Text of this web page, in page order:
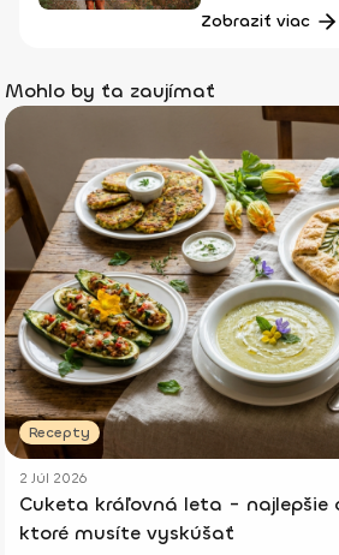
Zobraziť viac
Mohlo by ťa zaujímať
Recepty
2 Júl 2026
Cuketa kráľovná leta - najlepšie
ktoré musíte vyskúšať